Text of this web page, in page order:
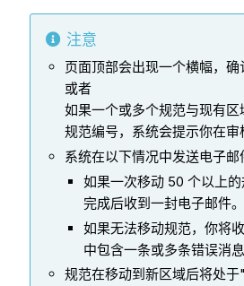
注意
页面顶部会出现一个横幅，确
或者
如果一个或多个规范与现有
规范编号，系统会提示你在审
系统在以下情况中发送电子邮
如果一次移动 50 个以上
完成后收到一封电子邮件。
如果无法移动规范，你将
中包含一条或多条错误消息
规范在移动到新区域后将处